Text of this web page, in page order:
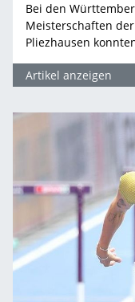
Bei den
Meisterschaften der
Pliezhausen
Artikel anzeigen